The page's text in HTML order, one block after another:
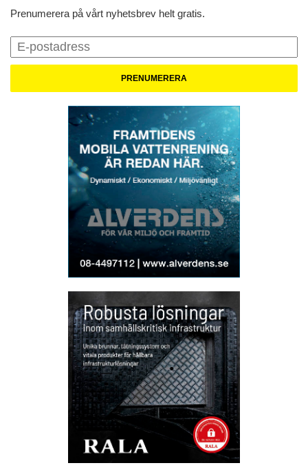
Prenumerera på vårt nyhetsbrev helt gratis.